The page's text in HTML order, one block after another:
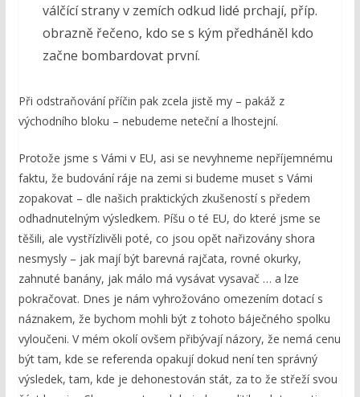
válčící strany v zemích odkud lidé prchají, příp.
obrazně řečeno, kdo se s kým předháněl kdo
začne bombardovat první.
Při odstraňování příčin pak zcela jistě my – pakáž z
východního bloku – nebudeme neteční a lhostejní.
Protože jsme s Vámi v EU, asi se nevyhneme nepříjemnému
faktu, že budování ráje na zemi si budeme muset s Vámi
zopakovat – dle našich praktických zkušeností s předem
odhadnutelným výsledkem. Píšu o té EU, do které jsme se
těšili, ale vystřízlivěli poté, co jsou opět nařizovány shora
nesmysly – jak mají být barevná rajčata, rovné okurky,
zahnuté banány, jak málo má vysávat vysavač … a lze
pokračovat. Dnes je nám vyhrožováno omezením dotací s
náznakem, že bychom mohli být z tohoto báječného spolku
vyloučeni. V mém okolí ovšem přibývají názory, že nemá cenu
být tam, kde se referenda opakují dokud není ten správný
výsledek, tam, kde je dehonestován stát, za to že střeží svou